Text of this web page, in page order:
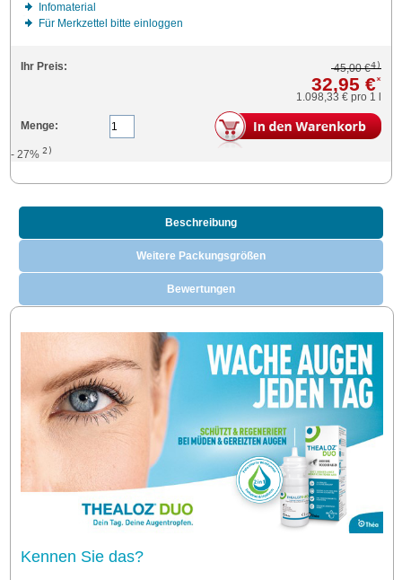
Infomaterial
Für Merkzettel bitte einloggen
Ihr Preis: 45,00 €4)
32,95 €*
1.098,33 € pro 1 l
Menge:
- 27%2)
Beschreibung
Weitere Packungsgrößen
Bewertungen
Kennen Sie das?